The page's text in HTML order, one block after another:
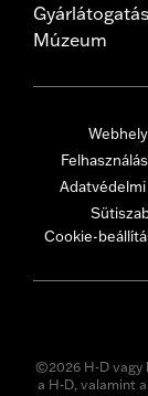
Múzeum
Cookie-
©2026 H-D vagy
a H-D, valamint